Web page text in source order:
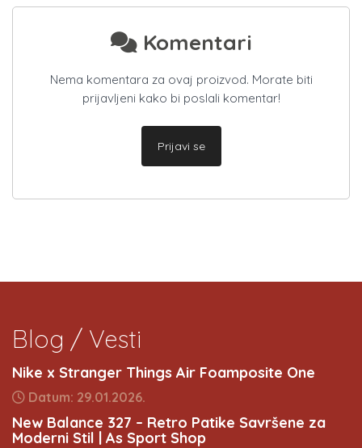
Komentari
Nema komentara za ovaj proizvod. Morate biti
prijavljeni kako bi poslali komentar!
Prijavi se
Blog / Vesti
Nike x Stranger Things Air Foamposite One
Datum: 29.01.2026.
New Balance 327 – Retro Patike Savršene za
Moderni Stil | As Sport Shop